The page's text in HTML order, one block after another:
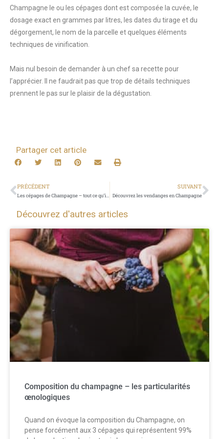
Champagne le ou les cépages dont est composée la cuvée, le
dosage exact en grammes par litres, les dates du tirage et du
dégorgement, le nom de la parcelle et quelques éléments
techniques de vinification.
Mais nul besoin de demander à un chef sa recette pour
l’apprécier. Il ne faudrait pas que trop de détails techniques
prennent le pas sur le plaisir de la dégustation.
Partager cet article
PRÉCÉDENT
Les cépages de Champagne – tout ce qu’il faut savoir
SUIVANT
Découvrez les vendanges en Champagne
Découvrez d'autres articles
Composition du champagne – les particularités
œnologiques
Quand on évoque la composition du Champagne, on
pense forcément aux 3 cépages qui représentent 99%